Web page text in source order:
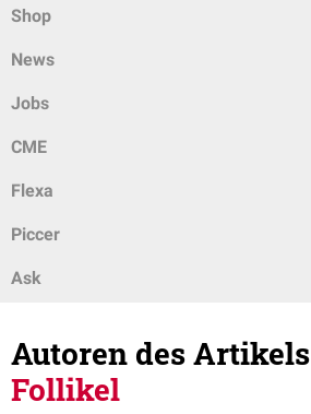
Shop
News
Jobs
CME
Flexa
Piccer
Ask
Autoren des Artikels
Follikel